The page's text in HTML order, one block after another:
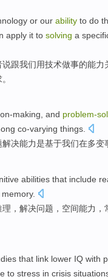
or our ability to do
apply it to solving a
说跟我们用技术做事的能力
making, and problem-
co-varying things.
解决能力是基于我们在多变
abilities that include
memory.
理 ， 解决问题， 空间能力 ，
that link lower IQ with
to stress in crisis